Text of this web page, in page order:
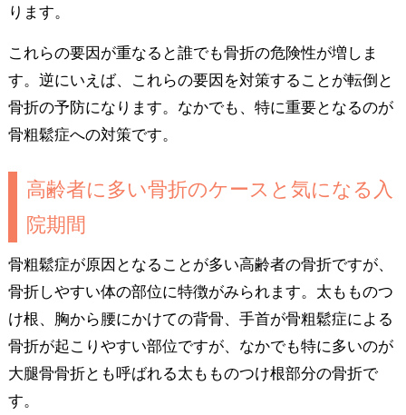
ります。
これらの要因が重なると誰でも骨折の危険性が増しま
す。逆にいえば、これらの要因を対策することが転倒と
骨折の予防になります。なかでも、特に重要となるのが
骨粗鬆症への対策です。
高齢者に多い骨折のケースと気になる入
院期間
骨粗鬆症が原因となることが多い高齢者の骨折ですが、
骨折しやすい体の部位に特徴がみられます。太もものつ
け根、胸から腰にかけての背骨、手首が骨粗鬆症による
骨折が起こりやすい部位ですが、なかでも特に多いのが
大腿骨骨折とも呼ばれる太もものつけ根部分の骨折で
す。